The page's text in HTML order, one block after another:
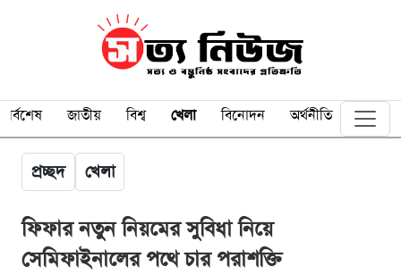
সর্বশেষ জাতীয় বিশ্ব খেলা বিনোদন অর্থনীতি
প্রচ্ছদ খেলা
ফিফার নতুন নিয়মের সুবিধা নিয়ে
সেমিফাইনালের পথে চার পরাশক্তি